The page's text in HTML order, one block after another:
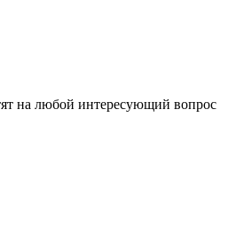
на любой интересующий вопрос